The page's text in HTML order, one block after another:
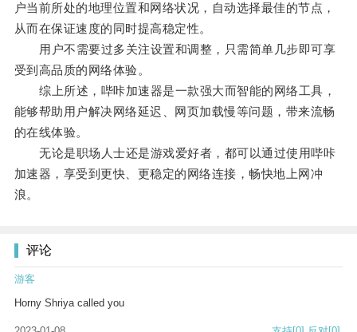
户当前所处的地理位置和网络状况，自动选择最佳的节点，
从而在保证速度的同时提高稳定性。
用户不需要过多关注设置和调整，只需简单几步即可享
受到高品质的网络体验。
综上所述，哔咔加速器是一款强大而智能的网络工具，
能够帮助用户解决网络延迟、网页加载慢等问题，带来流畅
的在线体验。
无论是职场人士还是游戏爱好者，都可以通过使用哔咔
加速器，享受到更快、更稳定的网络连接，畅快地上网冲
浪。
评论
游客
Horny Shriya called you